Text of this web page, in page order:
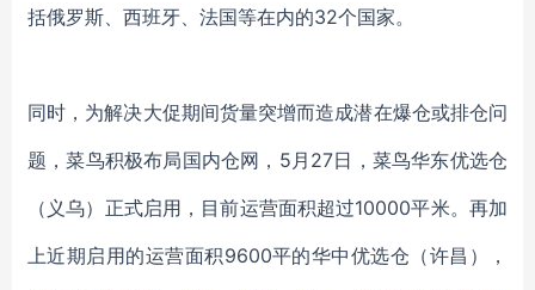
括俄罗斯、西班牙、法国等在内的32个国家。
同时，为解决大促期间货量突增而造成潜在爆仓或排仓问
题，菜鸟积极布局国内仓网， 5月27日，菜鸟华东优选仓
（义乌）正式启用，目前运营面积超过10000平米。再加
上近期启用的运营面积9600平的华中优选仓（许昌），